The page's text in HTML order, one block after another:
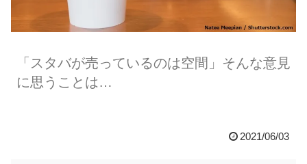
「スタバが売っているのは空間」そんな意見
に思うことは…
2021/06/03